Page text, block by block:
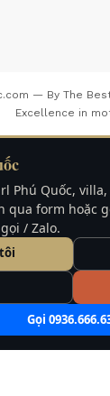
— By The Best
Excellence in
Phú Quốc,
qua form hoặc
/ Zalo.
Gọi